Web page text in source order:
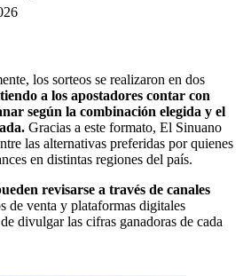
los sorteos se realizaron en dos
a los apostadores contar con
según la combinación elegida y el
Gracias a este formato, El Sinuano
las alternativas preferidas por quienes
en distintas regiones del país.
revisarse a través de canales
de venta y plataformas digitales
divulgar las cifras ganadoras de cada